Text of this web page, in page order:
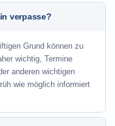
verpasse?
Grund können zu
wichtig, Termine
anderen wichtigen
wie möglich informiert